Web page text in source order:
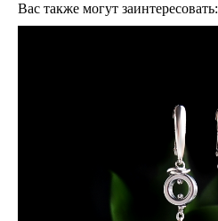
Вас также могут заинтересовать: